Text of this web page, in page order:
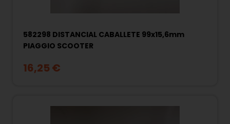
582298 DISTANCIAL CABALLETE 99x15,6mm
PIAGGIO SCOOTER
16,25 €